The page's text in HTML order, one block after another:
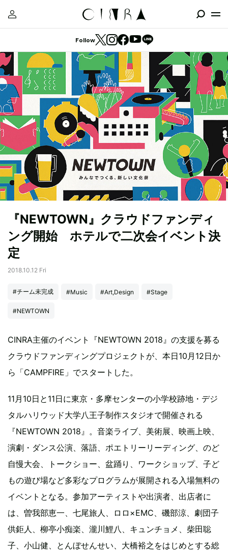
Follow
『NEWTOWN』クラウドファンディ
ング開始 ホテルで二次会イベント決
定
2018.10.12 Fri
#チーム未完成 #Music #Art,Design #Stage
#NEWTOWN
CINRA主催のイベント『NEWTOWN 2018』の支援を募る
クラウドファンディングプロジェクトが、本日10月12日か
ら「CAMPFIRE」でスタートした。
11月10日と11日に東京・多摩センターの小学校跡地・デジ
タルハリウッド大学八王子制作スタジオで開催される
『NEWTOWN 2018』。音楽ライブ、美術展、映画上映、
演劇・ダンス公演、落語、ポエトリーリーディング、のど
自慢大会、トークショー、盆踊り、ワークショップ、子ど
もの遊び場など多彩なプログラムが展開される入場無料の
イベントとなる。参加アーティストや出演者、出店者に
は、曽我部恵一、七尾旅人、ロロ×EMC、磯部涼、劇団子
供鉅人、柳亭小痴楽、瀧川鯉八、キュンチョメ、柴田聡
子、小山健、とんぼせんせい、大橋裕之をはじめとする総